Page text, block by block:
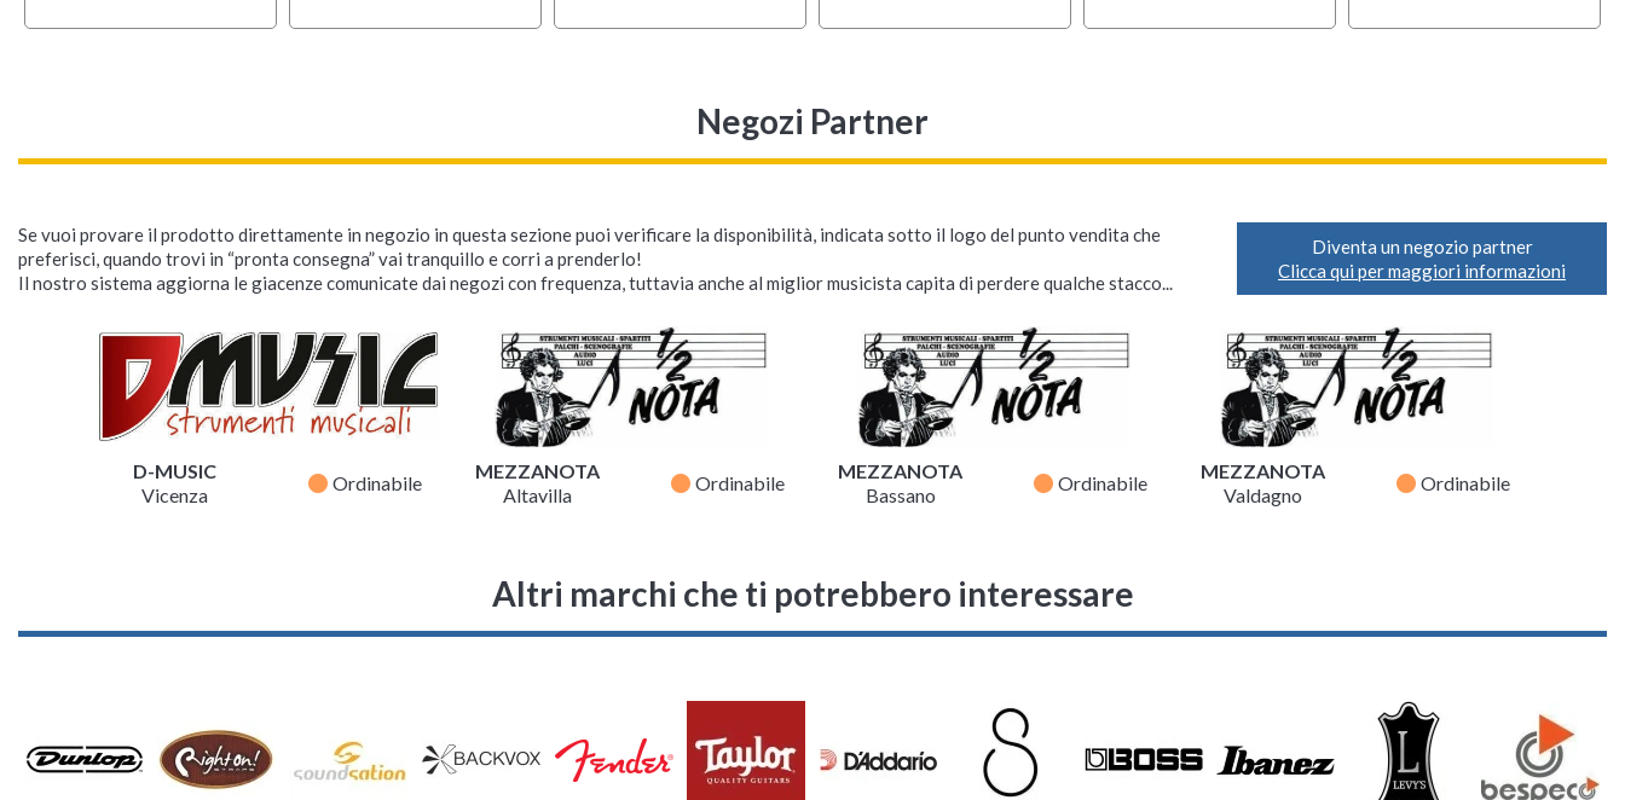
Negozi Partner
Se vuoi provare il prodotto direttamente in negozio in questa sezione puoi verificare la disponibilità, indicata sotto il logo del punto vendita che
preferisci, quando trovi in “pronta consegna” vai tranquillo e corri a prenderlo!
Il nostro sistema aggiorna le giacenze comunicate dai negozi con frequenza, tuttavia anche al miglior musicista capita di perdere qualche stacco...
Diventa un negozio partner
Clicca qui per maggiori informazioni
D-MUSIC
Vicenza
fiber_manual_record Ordinabile
MEZZANOTA
Altavilla
fiber_manual_record Ordinabile
MEZZANOTA
Bassano
fiber_manual_record Ordinabile
MEZZANOTA
Valdagno
fiber_manual_record Ordinabile
Altri marchi che ti potrebbero interessare